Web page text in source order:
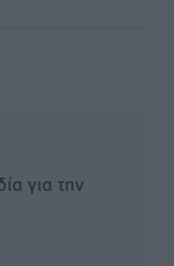
για την